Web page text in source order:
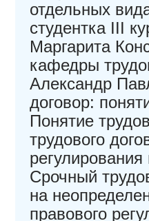
отдельных
студентка III
Маргарита
кафедры
Александр
договор:
Понятие
трудового
Срочный
на
правового